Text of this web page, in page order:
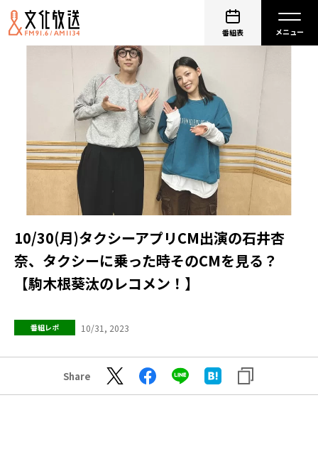
番組表
10/30(月)タクシーアプリCM出演の石井杏
奈、タクシーに乗った時そのCMを見る？
【駒木根葵汰のレコメン！】
番組レポ 10/31, 2023
Share